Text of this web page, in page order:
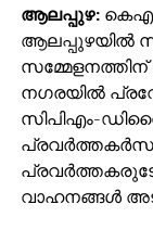
ആലപ്പുഴ:
ആലപ്പുഴയില്‍
നഗരയില്‍
സിപിഎം-
വാഹനങ്ങള്‍